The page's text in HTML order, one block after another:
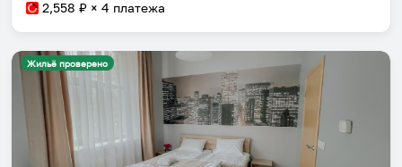
2,558 ₽ × 4 платежа
Жильё проверено